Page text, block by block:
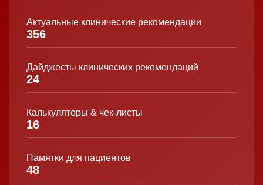
Актуальные клинические рекомендации
356
Дайджесты клинических рекомендаций
24
Калькуляторы & чек-листы
16
Памятки для пациентов
48